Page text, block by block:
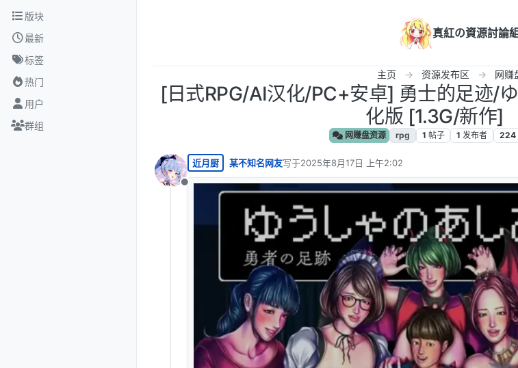
跳转至内容
版块
最新
标签
热门
用户
群组
真紅の資源討論
主页 资源发布区 网赚
[日式RPG/AI汉化/PC+安卓] 勇士的足迹/
化版 [1.3G/新作]
网赚盘资源 rpg 1 帖子 1 发布者 224
离线
近月厨 某不知名网友写于2025年8月17日 上午2:02
最后由 编辑